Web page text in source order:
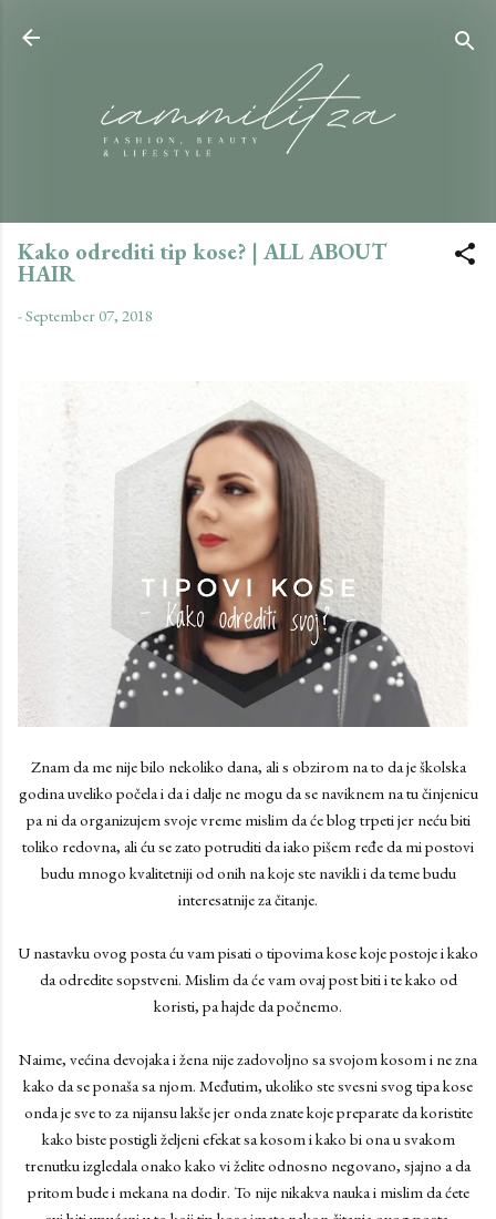
Kako odrediti tip kose? | ALL ABOUT
HAIR
-September 07, 2018
Znam da me nije bilo nekoliko dana, ali s obzirom na to da je školska
godina uveliko počela i da i dalje ne mogu da se naviknem na tu činjenicu
pa ni da organizujem svoje vreme mislim da će blog trpeti jer neću biti
toliko redovna, ali ću se zato potruditi da iako pišem ređe da mi postovi
budu mnogo kvalitetniji od onih na koje ste navikli i da teme budu
interesatnije za čitanje.
U nastavku ovog posta ću vam pisati o tipovima kose koje postoje i kako
da odredite sopstveni. Mislim da će vam ovaj post biti i te kako od
koristi, pa hajde da počnemo.
Naime, većina devojaka i žena nije zadovoljno sa svojom kosom i ne zna
kako da se ponaša sa njom. Međutim, ukoliko ste svesni svog tipa kose
onda je sve to za nijansu lakše jer onda znate koje preparate da koristite
kako biste postigli željeni efekat sa kosom i kako bi ona u svakom
trenutku izgledala onako kako vi želite odnosno negovano, sjajno a da
pritom bude i mekana na dodir. To nije nikakva nauka i mislim da ćete